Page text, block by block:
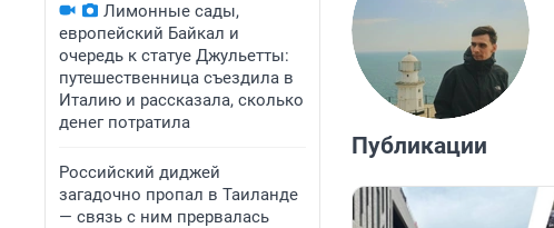
Лимонные сады,
европейский Байкал и
очередь к статуе Джульетты:
путешественница съездила в
Италию и рассказала, сколько
денег потратила
Российский диджей
загадочно пропал в Таиланде
— связь с ним прервалась
Публикации